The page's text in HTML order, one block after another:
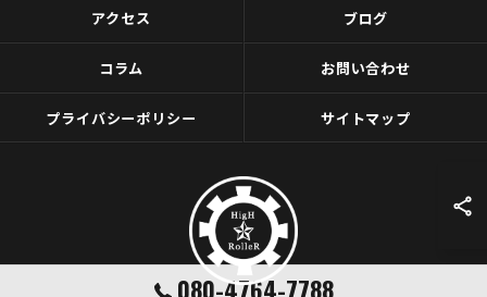
080-4764-7788
アクセス ブログ
コラム お問い合わせ
プライバシーポリシー サイトマップ